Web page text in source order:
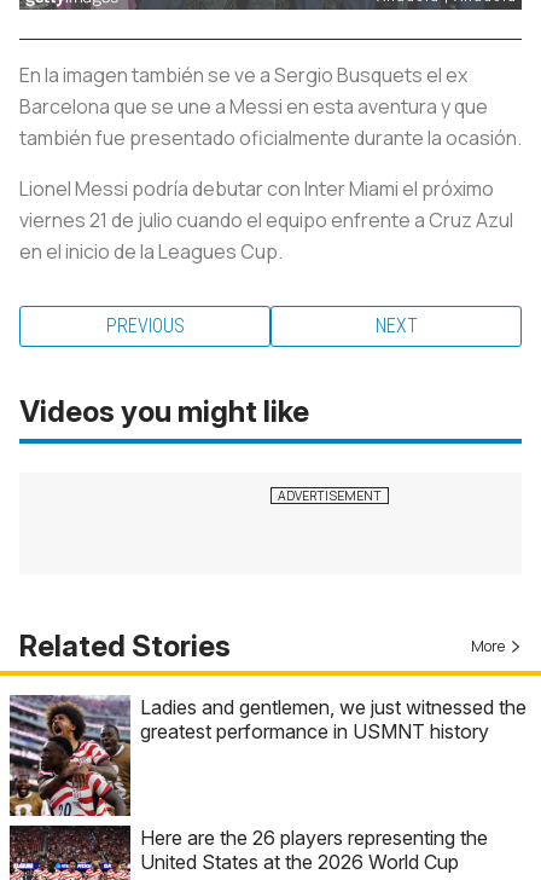
En la imagen también se ve a Sergio Busquets el ex
Barcelona que se une a Messi en esta aventura y que
también fue presentado oficialmente durante la ocasión.
Lionel Messi podría debutar con Inter Miami el próximo
viernes 21 de julio cuando el equipo enfrente a Cruz Azul
en el inicio de la Leagues Cup.
PREVIOUS NEXT
Videos you might like
Related Stories More
Ladies and gentlemen, we just witnessed the
greatest performance in USMNT history
Here are the 26 players representing the
United States at the 2026 World Cup